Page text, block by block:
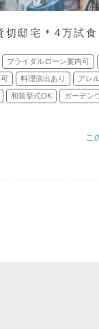
邸宅＊4万試食
ブライダルローン案内可
料理演出あり アレ
和装挙式OK ガーデン
こ